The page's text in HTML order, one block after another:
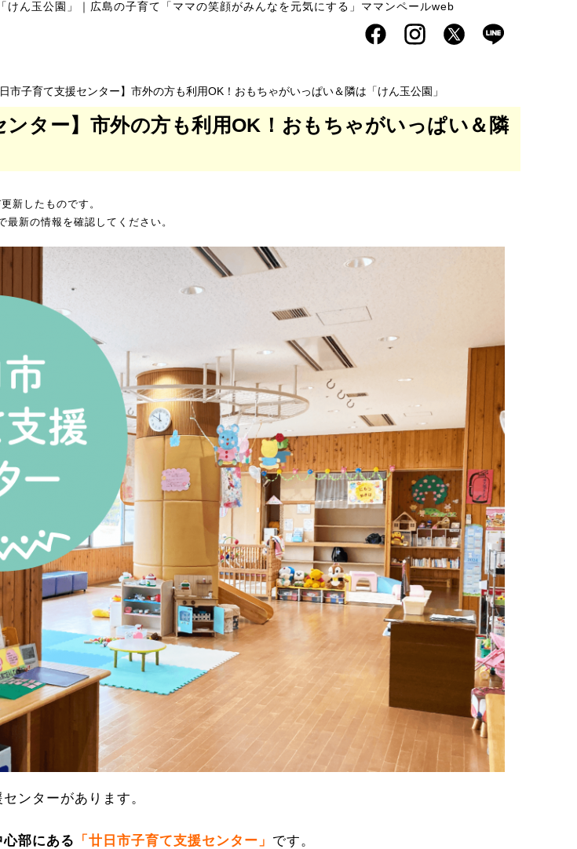
ん玉公園」 ｜ 広島の子育て「ママの笑顔がみんなを元気にする」ママンペールweb
市子育て支援センター】市外の方も利用OK！おもちゃがいっぱい＆隣は「けん玉公園」
ンター】市外の方も利用OK！おもちゃがいっぱい＆隣
新したものです。
新の情報を確認してください。
ンターがあります。
部にある 「廿日市子育て支援センター」 です。